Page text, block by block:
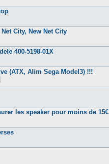
City, New Net City
400-5198-01X
(ATX, Alim Sega Model3) !!!
les speaker pour moins de 15€